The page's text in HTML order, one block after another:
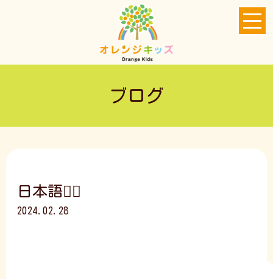
ブログ
日本語🙋‍♀️
2024.02.28